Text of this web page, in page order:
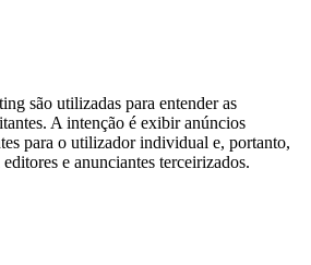
são utilizadas para entender as
A intenção é exibir anúncios
para o utilizador individual e, portanto,
e anunciantes terceirizados.